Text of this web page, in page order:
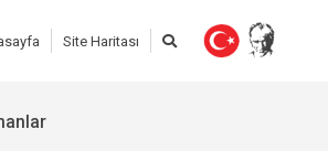
Site Haritası